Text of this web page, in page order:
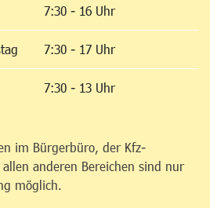
7:30 - 16 Uhr
7:30 - 17 Uhr
7:30 - 13 Uhr
im Bürgerbüro, der Kfz-
anderen Bereichen sind nur
möglich.